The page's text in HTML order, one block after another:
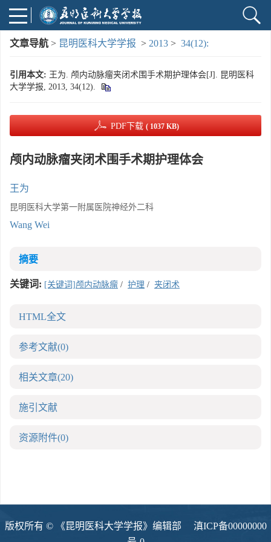
文章导航 > 昆明医科大学学报 > 2013 > 34(12):
引用本文: 王为. 颅内动脉瘤夹闭术围手术期护理体会[J]. 昆明医科
大学学报, 2013, 34(12).
PDF下载 ( 1037 KB)
颅内动脉瘤夹闭术围手术期护理体会
王为
昆明医科大学第一附属医院神经外二科
Wang Wei
摘要
关键词: [关键词]颅内动脉瘤 / 护理 / 夹闭术
HTML全文
参考文献(0)
相关文章(20)
施引文献
资源附件(0)
版权所有 © 《昆明医科大学学报》编辑部 滇ICP备00000000